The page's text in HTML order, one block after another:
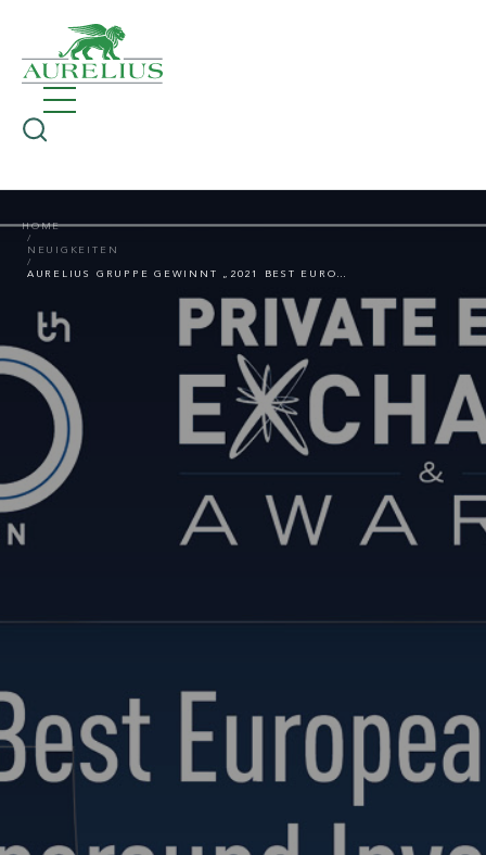
HOME
NEUIGKEITEN
AURELIUS GRUPPE GEWINNT „2021 BEST EUROPEAN TURNAROUND INVESTOR“ SILBER-AWARD